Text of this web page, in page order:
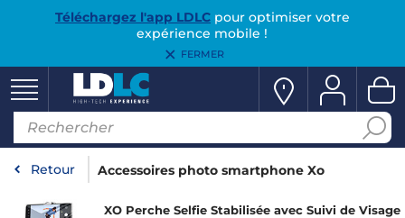
Téléchargez l'app LDLCpour optimiser votre
expérience mobile !
FERMER
Retour Accessoires photo smartphone Xo
XO Perche Selfie Stabilisée avec Suivi de Visage